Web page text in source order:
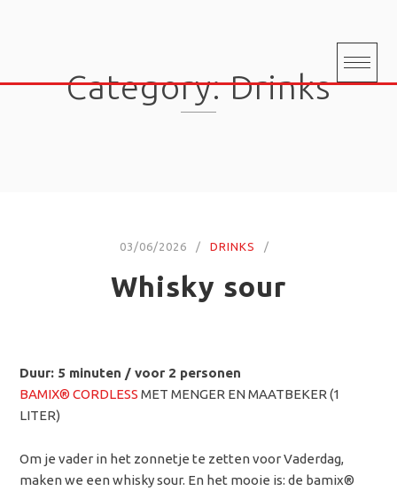
Category:Drinks
03/06/2026 DRINKS
Whisky sour
Duur: 5 minuten / voor 2 personen
BAMIX® CORDLESS MET MENGER EN MAATBEKER (1
LITER)
Om je vader in het zonnetje te zetten voor Vaderdag,
maken we een whisky sour. En het mooie is: de bamix®